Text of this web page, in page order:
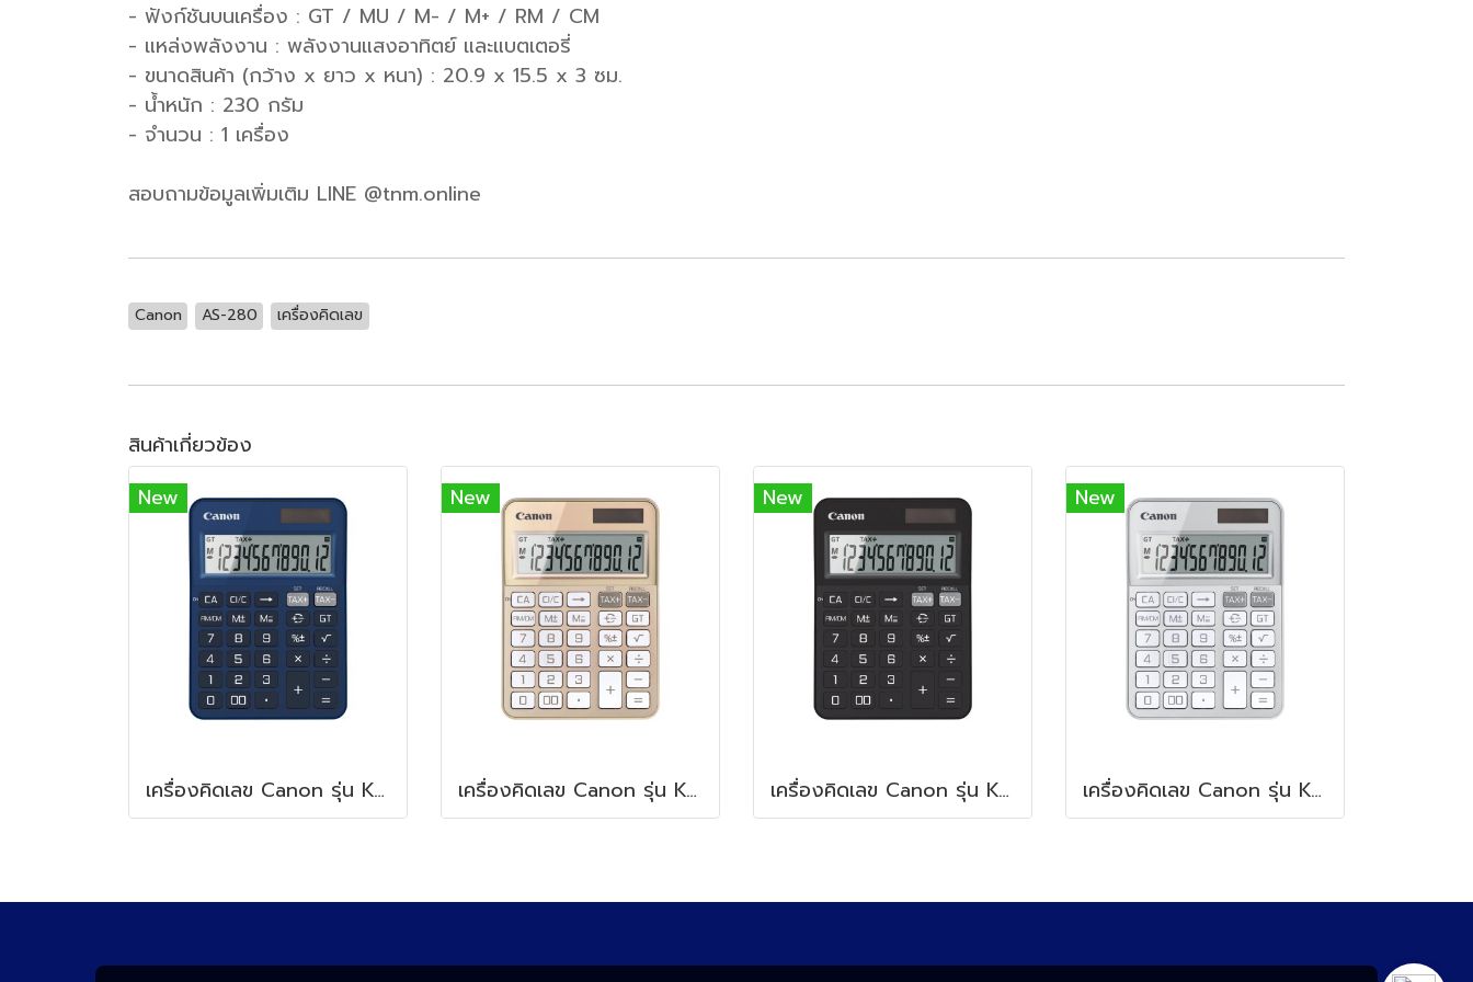
- ฟังก์ชันบนเครื่อง : GT / MU / M- / M+ / RM / CM
- แหล่งพลังงาน : พลังงานแสงอาทิตย์ และแบตเตอรี่
- ขนาดสินค้า (กว้าง x ยาว x หนา) : 20.9 x 15.5 x 3 ซม.
- น้ำหนัก : 230 กรัม
- จำนวน : 1 เครื่อง
สอบถามข้อมูลเพิ่มเติม LINE @tnm.online
Canon AS-280 เครื่องคิดเลข
สินค้าเกี่ยวข้อง
New
เครื่องคิดเลข Canon รุ่น KS-125T Indigo Blue
New
เครื่องคิดเลข Canon รุ่น KS-125T Champagen Gold
New
เครื่องคิดเลข Canon รุ่น KS-125T Phanatom Black
New
เครื่องคิดเลข Canon รุ่น KS-125T Platinum Silver